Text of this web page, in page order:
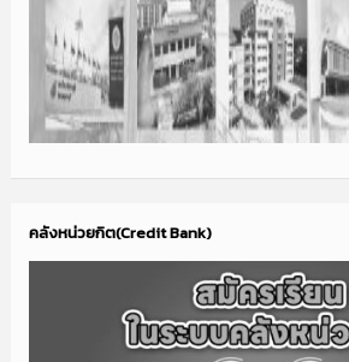
คลังหน่วยกิต(Credit Bank)